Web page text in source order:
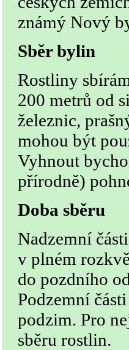
známý Nový
Sběr bylin
Rostliny
200 metrů od
železnic,
mohou být
Vyhnout
přírodně)
Doba sběru
Nadzemní
v plném
do pozdního
Podzemní
podzim. Pro
sběru rostlin.